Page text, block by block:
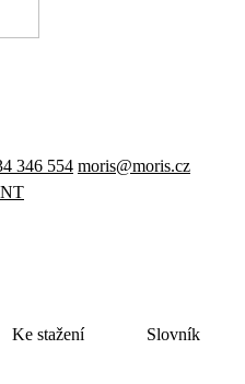
346 554 moris@moris.cz
Ke stažení Slovník